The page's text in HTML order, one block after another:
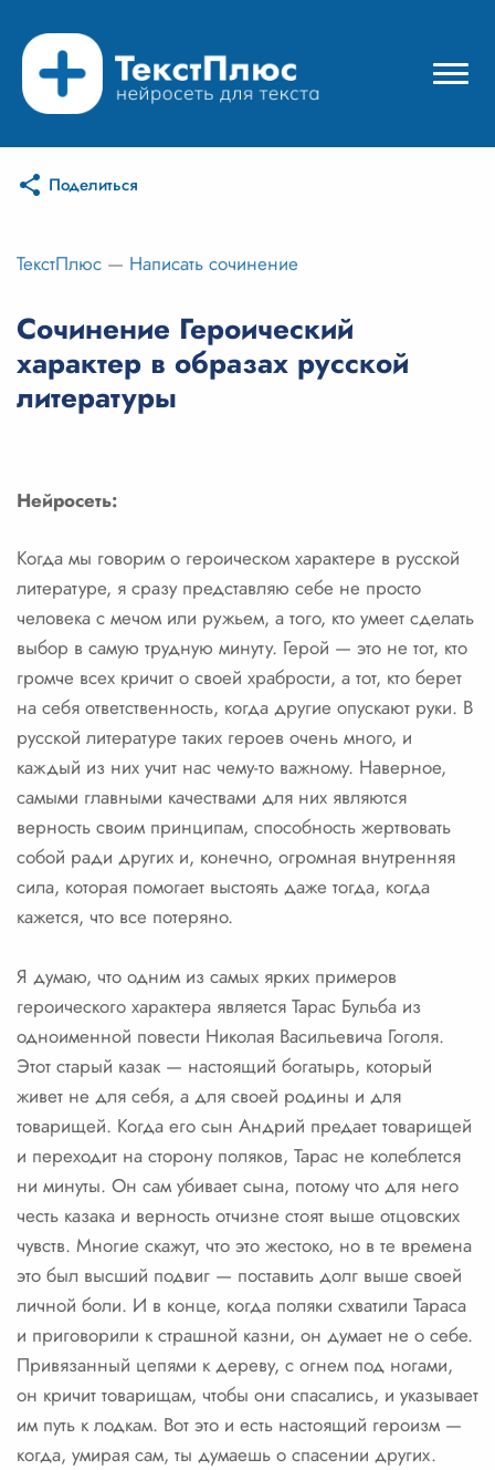
Режимы нейросети
Цены
Вход
Вход с Telegram
Поделиться
ТекстПлюс — Написать сочинение
Сочинение Героический
характер в образах русской
литературы
Нейросеть:
Когда мы говорим о героическом характере в русской
литературе, я сразу представляю себе не просто
человека с мечом или ружьем, а того, кто умеет сделать
выбор в самую трудную минуту. Герой — это не тот, кто
громче всех кричит о своей храбрости, а тот, кто берет
на себя ответственность, когда другие опускают руки. В
русской литературе таких героев очень много, и
каждый из них учит нас чему-то важному. Наверное,
самыми главными качествами для них являются
верность своим принципам, способность жертвовать
собой ради других и, конечно, огромная внутренняя
сила, которая помогает выстоять даже тогда, когда
кажется, что все потеряно.
Я думаю, что одним из самых ярких примеров
героического характера является Тарас Бульба из
одноименной повести Николая Васильевича Гоголя.
Этот старый казак — настоящий богатырь, который
живет не для себя, а для своей родины и для
товарищей. Когда его сын Андрий предает товарищей
и переходит на сторону поляков, Тарас не колеблется
ни минуты. Он сам убивает сына, потому что для него
честь казака и верность отчизне стоят выше отцовских
чувств. Многие скажут, что это жестоко, но в те времена
это был высший подвиг — поставить долг выше своей
личной боли. И в конце, когда поляки схватили Тараса
и приговорили к страшной казни, он думает не о себе.
Привязанный цепями к дереву, с огнем под ногами,
он кричит товарищам, чтобы они спасались, и указывает
им путь к лодкам. Вот это и есть настоящий героизм —
когда, умирая сам, ты думаешь о спасении других.